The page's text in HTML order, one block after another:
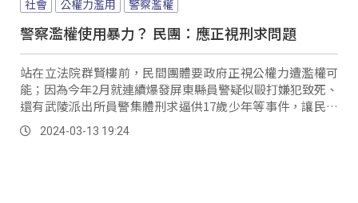
社會 公權力濫用 警察濫權
警察濫權使用暴力？ 民團：應正視刑求問題
站在立法院群賢樓前，民間團體要政府正視公權力遭濫權可
能；因為今年2月就連續爆發屏東縣員警疑似毆打嫌犯致死、
還有武陵派出所員警集體刑求逼供17歲少年等事件，讓民團
擔憂施行刑求以及酷刑等公權力濫用的發生，並呼籲行政院
應將因屆期不連續沒完成立法的「禁止酷刑公約施行法」草
2024-03-13 19:24